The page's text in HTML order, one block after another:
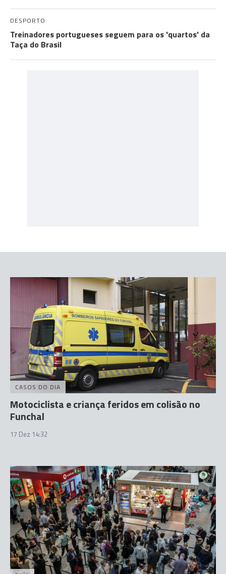
DESPORTO
Treinadores portugueses seguem para os 'quartos' da
Taça do Brasil
CASOS DO DIA
Motociclista e criança feridos em colisão no
Funchal
17 Dez 14:32